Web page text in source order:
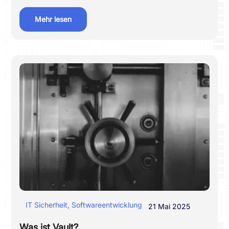
Mehr lesen
IT Sicherheit, Softwareentwicklung 21 Mai 2025